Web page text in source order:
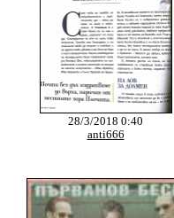
28/3/2018 0:40
anti666